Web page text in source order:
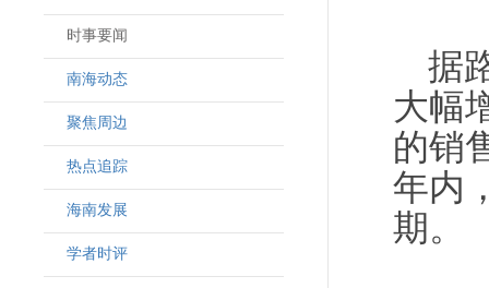
时事要闻
南海动态
聚焦周边
热点追踪
海南发展
学者时评
据
大幅
的销
年内
期。